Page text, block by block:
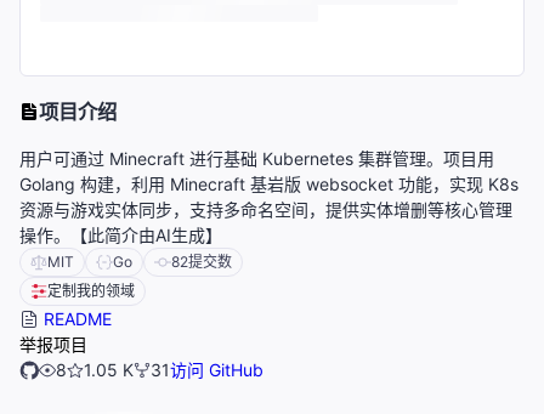
项目介绍
用户可通过 Minecraft 进行基础 Kubernetes 集群管理。项目用
Golang 构建，利用 Minecraft 基岩版 websocket 功能，实现 K8s
资源与游戏实体同步，支持多命名空间，提供实体增删等核心管理
操作。【此简介由AI生成】
MIT Go 82提交数
定制我的领域
README
举报项目
8
1.05 K 31访问 GitHub